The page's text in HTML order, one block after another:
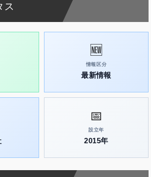
ス
🆕
情報区分
最新情報
📅
設立年
2015年